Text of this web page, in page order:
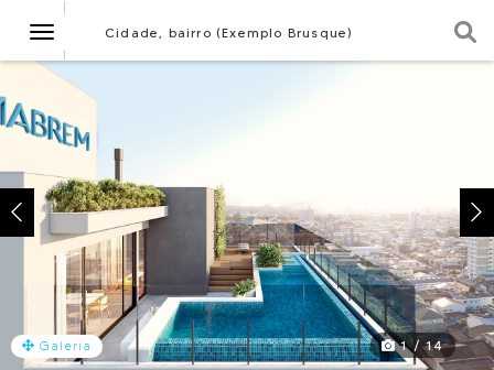
NavegaçãoCidade, bairro (Exemplo Brusque)
Galeria 1 / 14